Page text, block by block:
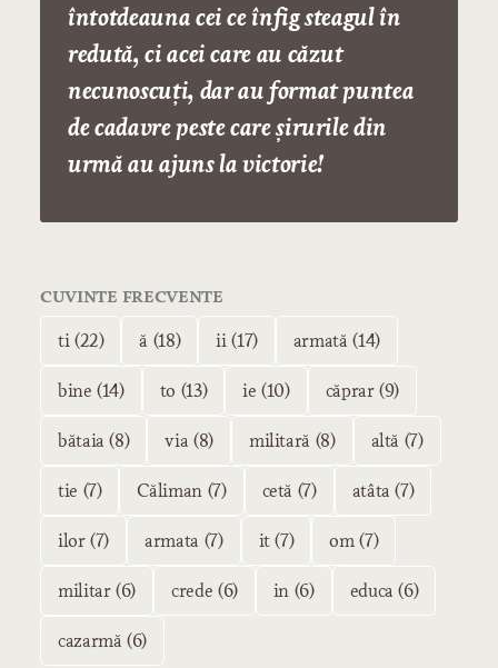
întotdeauna cei ce înfig steagul în
redută, ci acei care au căzut
necunoscuţi, dar au format puntea
de cadavre peste care şirurile din
urmă au ajuns la victorie!
CUVINTE FRECVENTE
ti (22) ă (18) ii (17) armată (14)
bine (14) to (13) ie (10) căprar (9)
bătaia (8) via (8) militară (8) altă (7)
tie (7) Căliman (7) cetă (7) atâta (7)
ilor (7) armata (7) it (7) om (7)
militar (6) crede (6) in (6) educa (6)
cazarmă (6)